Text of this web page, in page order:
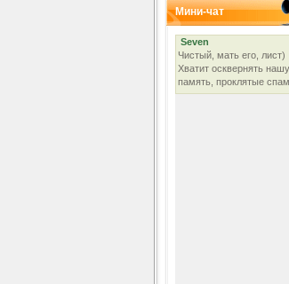
Мини-чат